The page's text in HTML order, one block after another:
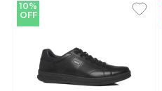
10%
OFF